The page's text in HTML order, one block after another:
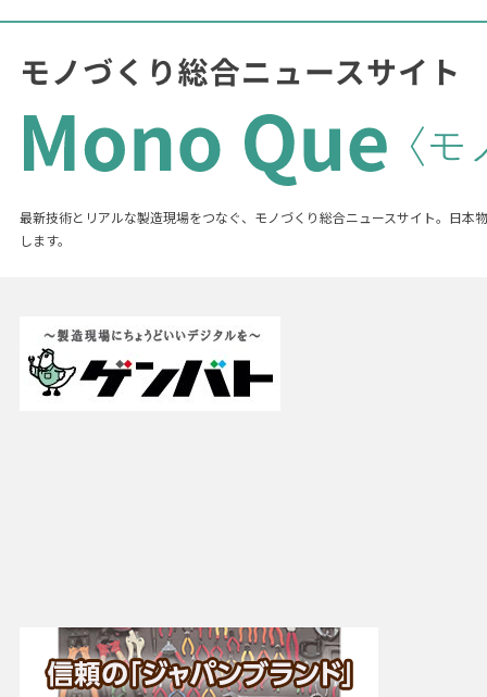
最新技術とリアルな製造現場をつなぐ、モノづくり総合ニュースサイト。日本
します。